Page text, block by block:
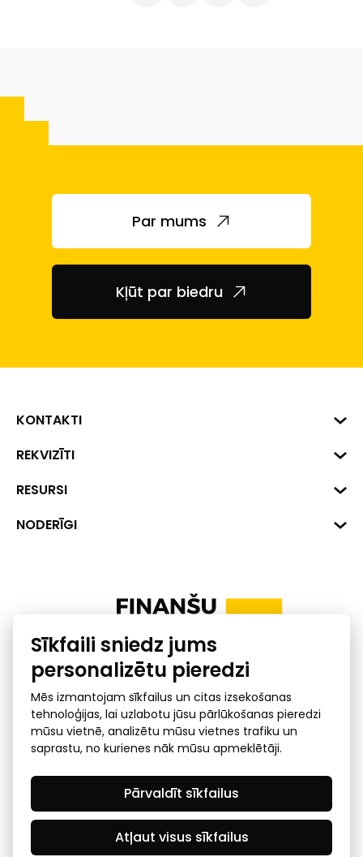
Par mums
Kļūt par biedru
KONTAKTI
Biznesa centrs "VERDE" Roberta
1045
+371 287 18175
REKVIZĪTI
Reģ. Nr. 40008002175
Banka: SEB Banka
RESURSI
Dati
Uzņēmumu kredītspējas kalkulators
NODERĪGI
Ombuds
Privātuma politika
GDPR subjekta piekļuves
pieprasījums
© 2026 Latvijas Finanšu nozares asociācija - visas tiesības
rezervētas
Sīkfaili sniedz jums
personalizētu pieredzi
Mēs izmantojam sīkfailus un citas izsekošanas
tehnoloģijas, lai uzlabotu jūsu pārlūkošanas pieredzi
mūsu vietnē, analizētu mūsu vietnes trafiku un
saprastu, no kurienes nāk mūsu apmeklētāji.
Atļaut visus sīkfailus
Pārvaldīt sīkfailus